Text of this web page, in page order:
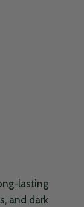
lasting
and dark